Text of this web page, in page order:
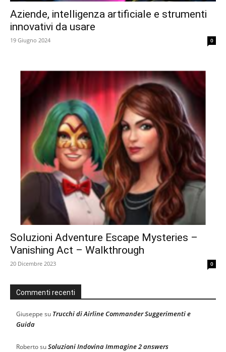
Aziende, intelligenza artificiale e strumenti
innovativi da usare
19 Giugno 2024 0
Soluzioni Adventure Escape Mysteries –
Vanishing Act – Walkthrough
20 Dicembre 2023 0
Commenti recenti
Giuseppe su Trucchi di Airline Commander Suggerimenti e
Guida
RobertosuSoluzioni Indovina Immagine 2 answers